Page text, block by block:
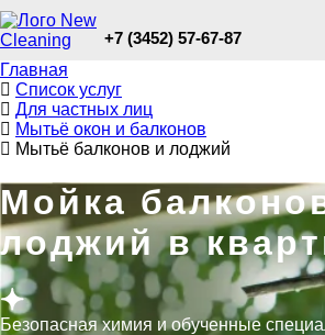
+7 (3452) 57-67-87
Главная
Список услуг
Для частных лиц
Мытьё окон и балконов
Мытьё балконов и лоджий
Мойка
лоджий в
Безопасная химия и обученные